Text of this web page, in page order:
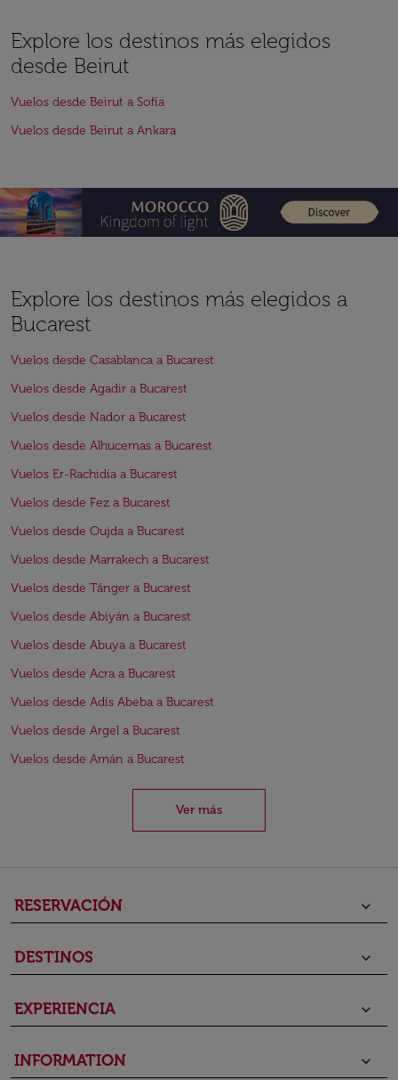
Explore los destinos más elegidos
desde Beirut
Vuelos desde Beirut a Sofía
Vuelos desde Beirut a Ankara
Explore los destinos más elegidos a
Bucarest
Vuelos desde Casablanca a Bucarest
Vuelos desde Agadir a Bucarest
Vuelos desde Nador a Bucarest
Vuelos desde Alhucemas a Bucarest
Vuelos Er-Rachidía a Bucarest
Vuelos desde Fez a Bucarest
Vuelos desde Oujda a Bucarest
Vuelos desde Marrakech a Bucarest
Vuelos desde Tánger a Bucarest
Vuelos desde Abiyán a Bucarest
Vuelos desde Abuya a Bucarest
Vuelos desde Acra a Bucarest
Vuelos desde Adís Abeba a Bucarest
Vuelos desde Argel a Bucarest
Vuelos desde Amán a Bucarest
Ver más
RESERVACIÓN keyboard_arrow_down
DESTINOS keyboard_arrow_down
EXPERIENCIA keyboard_arrow_down
INFORMATION keyboard_arrow_down